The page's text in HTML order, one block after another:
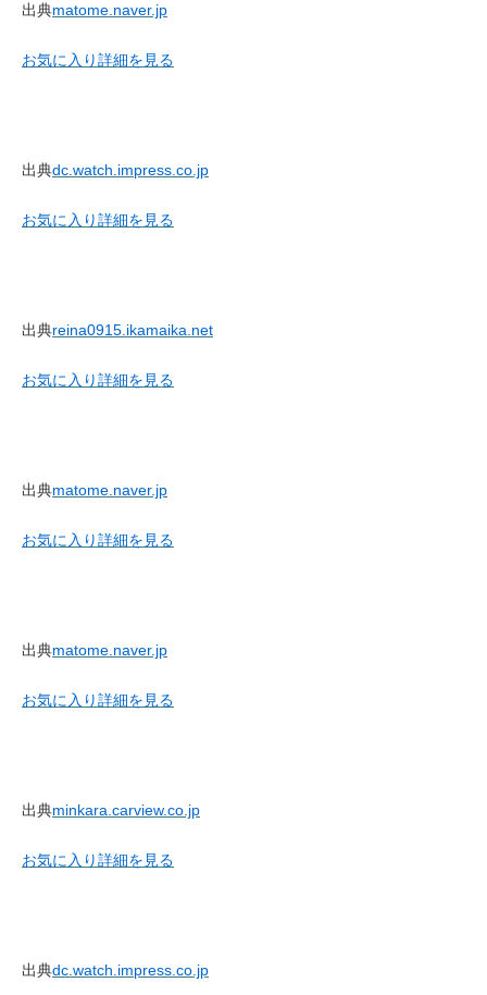
出典matome.naver.jp
お気に入り詳細を見る
出典dc.watch.impress.co.jp
お気に入り詳細を見る
出典reina0915.ikamaika.net
お気に入り詳細を見る
出典matome.naver.jp
お気に入り詳細を見る
出典matome.naver.jp
お気に入り詳細を見る
出典minkara.carview.co.jp
お気に入り詳細を見る
出典dc.watch.impress.co.jp